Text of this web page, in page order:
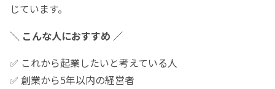
じています。
＼ こんな人におすすめ ／
✅ これから起業したいと考えている人
✅ 創業から5年以内の経営者